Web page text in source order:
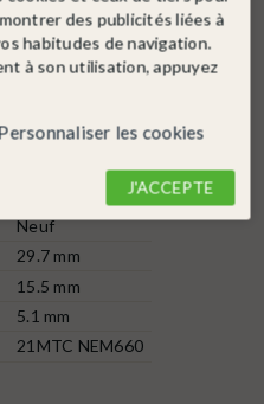
Neuf
29.7 mm
15.5 mm
5.1 mm
21MTC NEM660
des publicités liées à
habitudes de navigation.
à son utilisation, appuyez
les cookies
J'ACCEPTE